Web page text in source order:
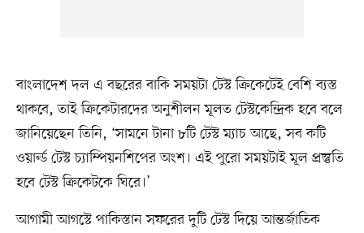
বাংলাদেশ দল এ বছরের বাকি সময়টা টেস্ট ক্রিকেটেই বেশি ব্যস্ত
থাকবে, তাই ক্রিকেটারদের অনুশীলন মূলত টেস্টকেন্দ্রিক হবে বলে
জানিয়েছেন তিনি, ‘সামনে টানা ৮টি টেস্ট ম্যাচ আছে, সব কটি
ওয়ার্ল্ড টেস্ট চ্যাম্পিয়নশিপের অংশ। এই পুরো সময়টাই মূল প্রস্তুতি
হবে টেস্ট ক্রিকেটকে ঘিরে।’
আগামী আগস্টে পাকিস্তান সফরের দুটি টেস্ট দিয়ে আন্তর্জাতিক